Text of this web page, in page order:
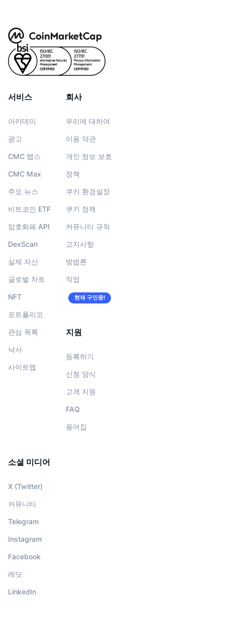
서비스
아카데미
광고
CMC 랩스
CMC Max
주요 뉴스
비트코인 ETF
암호화폐 API
DexScan
실제 자산
글로벌 차트
NFT
포트폴리오
관심 목록
낙서
사이트맵
회사
우리에 대하여
이용 약관
개인 정보 보호
정책
쿠키 환경설정
쿠키 정책
커뮤니티 규칙
고지사항
방법론
직업
현재 구인중!
지원
등록하기
신청 양식
고객 지원
FAQ
용어집
소셜 미디어
X (Twitter)
커뮤니티
Telegram
Instagram
Facebook
레딧
LinkedIn